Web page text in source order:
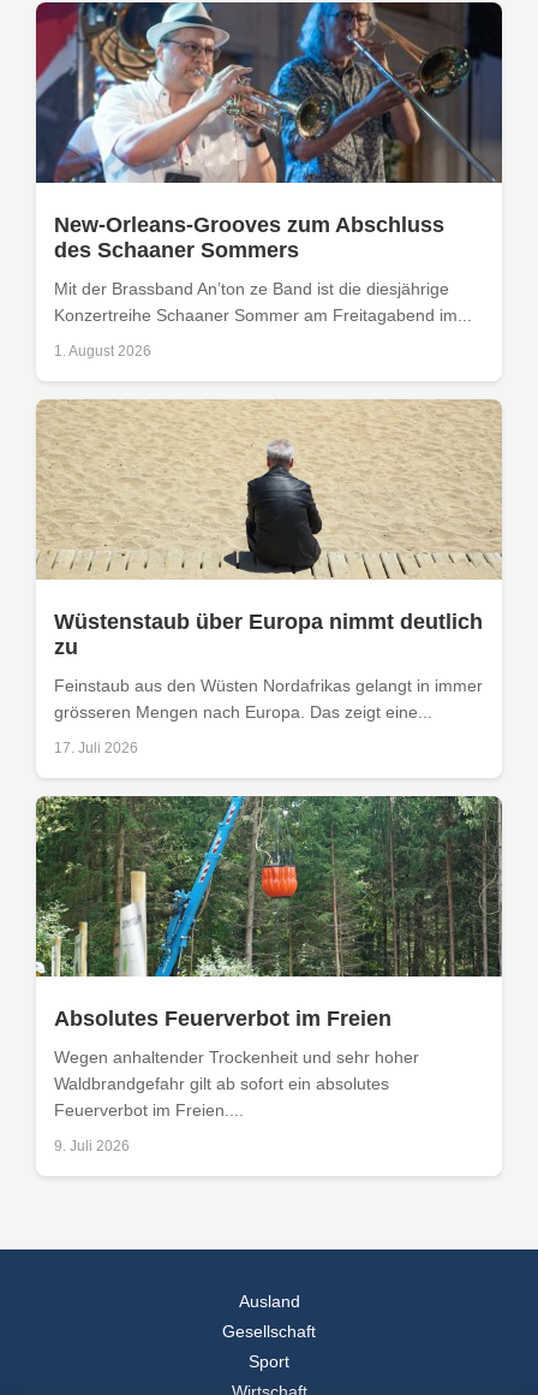
New-Orleans-Grooves zum Abschluss
des Schaaner Sommers
Mit der Brassband An’ton ze Band ist die diesjährige
Konzertreihe Schaaner Sommer am Freitagabend im...
1. August 2026
Wüstenstaub über Europa nimmt deutlich
zu
Feinstaub aus den Wüsten Nordafrikas gelangt in immer
grösseren Mengen nach Europa. Das zeigt eine...
17. Juli 2026
Absolutes Feuerverbot im Freien
Wegen anhaltender Trockenheit und sehr hoher
Waldbrandgefahr gilt ab sofort ein absolutes
Feuerverbot im Freien....
9. Juli 2026
Ausland
Gesellschaft
Sport